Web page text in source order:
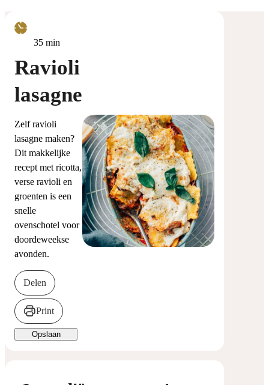
35minuten
min
Ravioli
lasagne
Zelf ravioli
lasagne maken?
Dit makkelijke
recept met ricotta,
verse ravioli en
groenten is een
snelle
ovenschotel voor
doordeweekse
avonden.
Delen
Print
Opslaan